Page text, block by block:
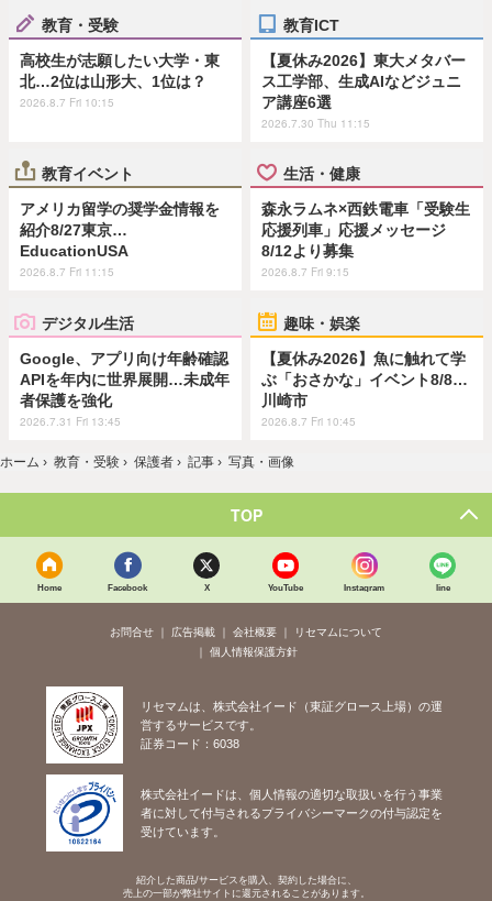
教育・受験
高校生が志願したい大学・東
北…2位は山形大、1位は？
2026.8.7 Fri 10:15
教育ICT
【夏休み2026】東大メタバー
ス工学部、生成AIなどジュニ
ア講座6選
2026.7.30 Thu 11:15
教育イベント
アメリカ留学の奨学金情報を
紹介8/27東京…
EducationUSA
2026.8.7 Fri 11:15
生活・健康
森永ラムネ×西鉄電車「受験生
応援列車」応援メッセージ
8/12より募集
2026.8.7 Fri 9:15
デジタル生活
Google、アプリ向け年齢確認
APIを年内に世界展開…未成年
者保護を強化
2026.7.31 Fri 13:45
趣味・娯楽
【夏休み2026】魚に触れて学
ぶ「おさかな」イベント8/8…
川崎市
2026.8.7 Fri 10:45
ホーム › 教育・受験 › 保護者 › 記事 › 写真・画像
TOP
Home Facebook X YouTube Instagram line
お問合せ 広告掲載 会社概要
リセマムについて
個人情報保護方針
リセマムは、株式会社イード（東証グロース上場）の運
営するサービスです。
証券コード：6038
株式会社イードは、個人情報の適切な取扱いを行う事業
者に対して付与されるプライバシーマークの付与認定を
受けています。
紹介した商品/サービスを購入、契約した場合に、
売上の一部が弊社サイトに還元されることがあります。